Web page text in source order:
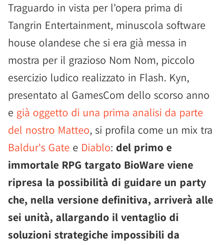
Traguardo in vista per l'opera prima di
Tangrin Entertainment, minuscola software
house olandese che si era già messa in
mostra per il grazioso Nom Nom, piccolo
esercizio ludico realizzato in Flash. Kyn,
presentato al GamesCom dello scorso anno
e già oggetto di una prima analisi da parte
del nostro Matteo, si profila come un mix tra
Baldur's Gate e Diablo: del primo e
immortale RPG targato BioWare viene
ripresa la possibilità di guidare un party
che, nella versione definitiva, arriverà alle
sei unità, allargando il ventaglio di
soluzioni strategiche impossibili da